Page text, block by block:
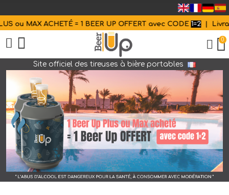
= 1 BEER UP OFFERT avecCODE 1=2 | Livraison
0
Site officiel des tireuses à bière portables